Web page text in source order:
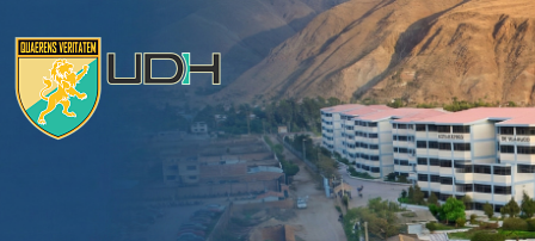
ListarGerencia en Servicios de Salud